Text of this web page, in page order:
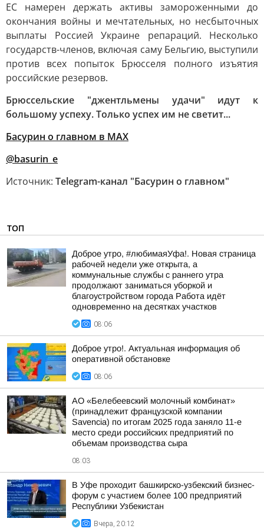
ЕС намерен держать активы замороженными до
окончания войны и мечтательных, но несбыточных
выплаты Россией Украине репараций. Несколько
государств-членов, включая саму Бельгию, выступили
против всех попыток Брюсселя полного изъятия
российские резервов.
Брюссельские "джентльмены удачи" идут к
большому успеху. Только успех им не светит...
Басурин о главном в МАX
@basurin_e
Источник: Telegram-канал "Басурин о главном"
ТОП
Доброе утро, #любимаяУфа!. Новая страница
рабочей недели уже открыта, а
коммунальные службы с раннего утра
продолжают заниматься уборкой и
благоустройством города Работа идёт
одновременно на десятках участков
08:06
Доброе утро!. Актуальная информация об
оперативной обстановке
08:06
АО «Белебеевский молочный комбинат»
(принадлежит французской компании
Savencia) по итогам 2025 года заняло 11-е
место среди российских предприятий по
объемам производства сыра
08:03
В Уфе проходит башкирско-узбекский бизнес-
форум с участием более 100 предприятий
Республики Узбекистан
Вчера, 20:12